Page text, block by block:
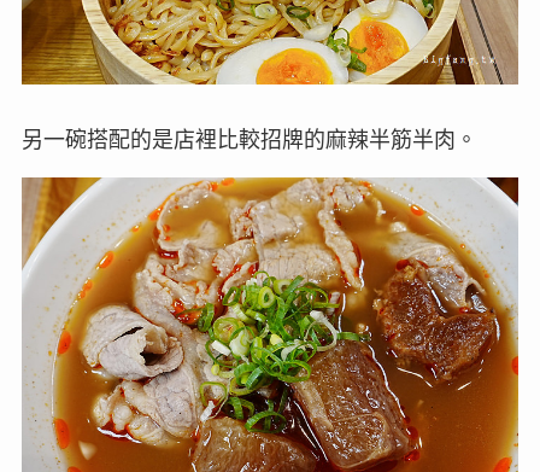
另一碗搭配的是店裡比較招牌的麻辣半筋半肉。